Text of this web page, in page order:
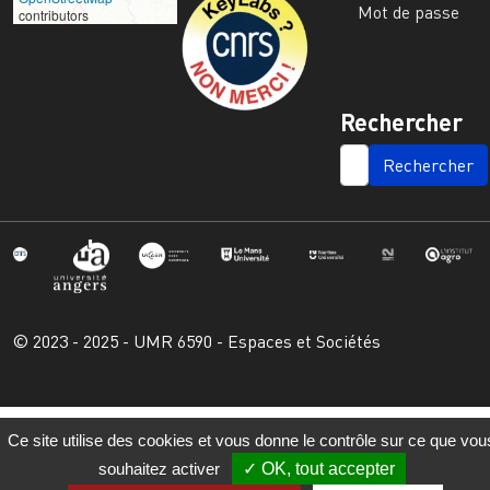
contributors
Mot de passe
Rechercher
SEARCH
© 2023 - 2025 - UMR 6590 - Espaces et Sociétés
Ce site utilise des cookies et vous donne le contrôle sur ce que
souhaitez activer
OK, tout accepter